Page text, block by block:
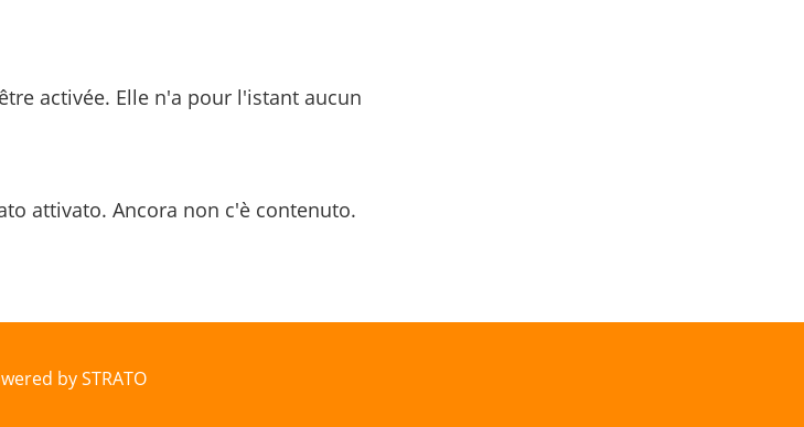
activée. Elle n'a pour l'istant aucun
attivato. Ancora non c'è contenuto.
by STRATO